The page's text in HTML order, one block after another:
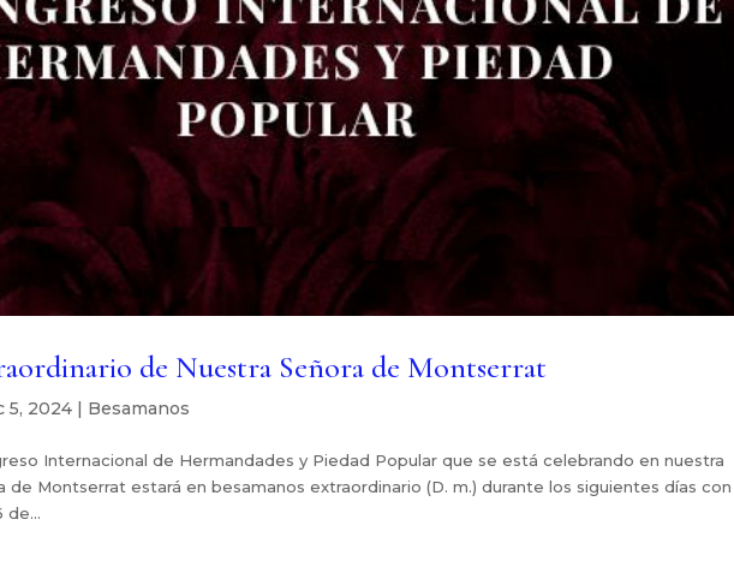
de Nuestra Señora de Montserrat
5, 2024 | Besamanos
Internacional de Hermandades y Piedad Popular que se está celebrando en nuestra
de Montserrat estará en besamanos extraordinario (D. m.) durante los siguientes días con
de...